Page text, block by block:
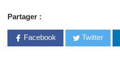
Partager :
Facebook Twitter